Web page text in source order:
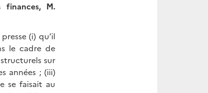
finances, M.
(i) qu’il
le cadre de
sur
années ; (iii)
se faisait au